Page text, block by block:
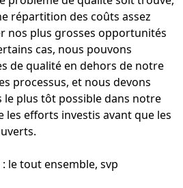
répartition des coûts assez
nos plus grosses opportunités
cas, nous pouvons
de qualité en dehors de notre
processus, et nous devons
le plus tôt possible dans notre
efforts investis avant que les
le tout ensemble, svp